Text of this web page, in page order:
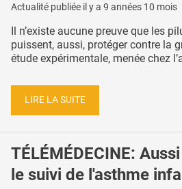
Actualité publiée il y a 9 années 10 mois
Il n’existe aucune preuve que les
puissent, aussi, protéger contre la
étude expérimentale, menée chez
LIRE LA SUITE
TÉLÉMÉDECINE:
le suivi de l'asthme